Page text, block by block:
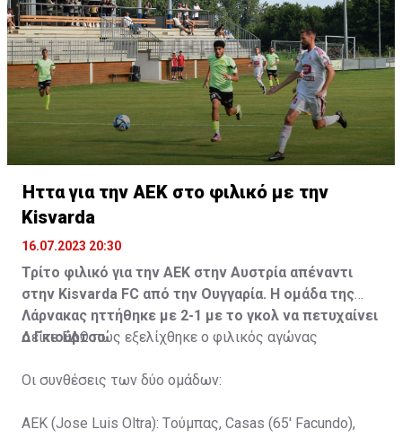
Ήττα για την ΑΕΚ στο φιλικό με την
Kisvarda
16.07.2023 20:30
Τρίτο φιλικό για την ΑΕΚ στην Αυστρία απέναντι
στην Kisvarda FC από την Ουγγαρία. Η ομάδα της
Λάρνακας ηττήθηκε με 2-1 με το γκολ να πετυχαίνει
ο Γκιούρτσο.
ΔείτεΕΔΩπώς εξελίχθηκε ο φιλικός αγώνας
Οι συνθέσεις των δύο ομάδων:
ΑΕΚ (Jose Luis Oltra): Tούμπας, Casas (65' Facundo),